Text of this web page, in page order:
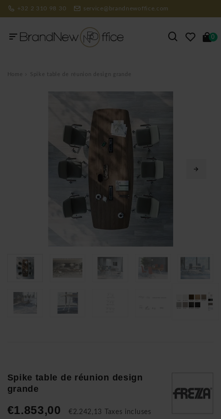
+32 2 310 98 30 service@brandnewoffice.com
0
Home Spike table de réunion design grande
Spike table de réunion design
grande
€1.853,00 €2.242,13 Taxes incluses